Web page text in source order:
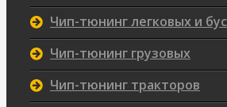
Чип-тюнинг легковых и
Чип-тюнинг грузовых
Чип-тюнинг тракторов